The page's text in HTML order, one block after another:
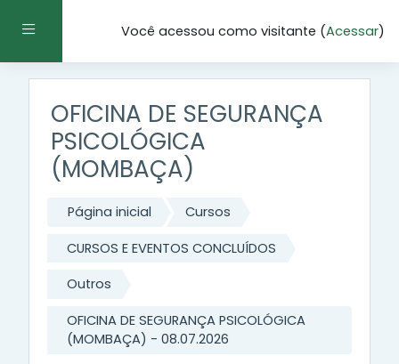
Painel lateral Você acessou como visitante (Acessar)
OFICINA DE SEGURANÇA
PSICOLÓGICA
(MOMBAÇA)
Página inicial Cursos
CURSOS E EVENTOS CONCLUÍDOS
Outros
OFICINA DE SEGURANÇA PSICOLÓGICA
(MOMBAÇA) - 08.07.2026